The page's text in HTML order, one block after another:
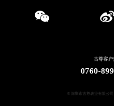
古尊客户
0760-
© 深圳市古尊表业有限公司 |